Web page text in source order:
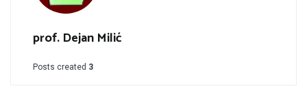
prof. Dejan Milić
Posts created 3